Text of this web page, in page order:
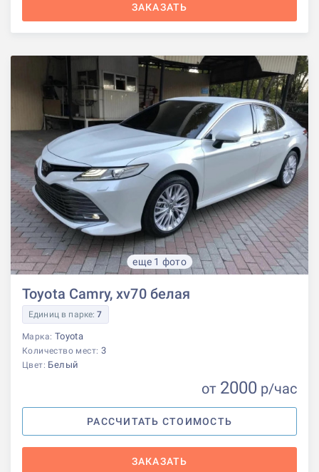
ЗАКАЗАТЬ
еще 1 фото
Toyota Camry, xv70 белая
Единиц в парке:7
Марка: Toyota
Количество мест: 3
Цвет: Белый
от 2000 р/час
РАССЧИТАТЬ СТОИМОСТЬ
ЗАКАЗАТЬ